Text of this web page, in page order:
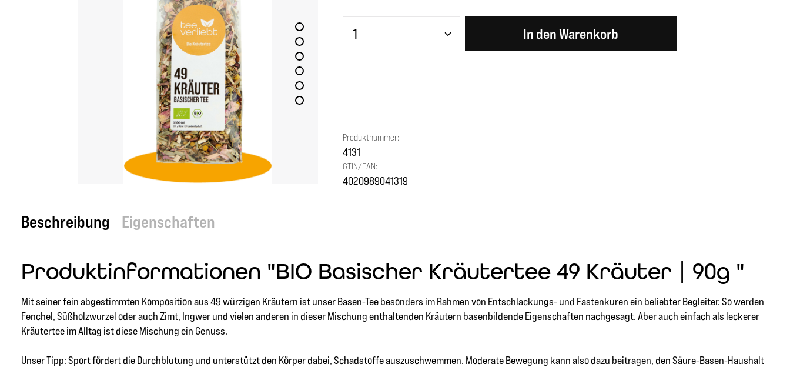
Produkt Anzahl: Gib den gewünschten Wert ein oder benutze die Schaltflächen
In den Warenkorb
Produktnummer:
4131
GTIN/EAN:
4020989041319
Beschreibung Eigenschaften
Produktinformationen "BIO Basischer Kräutertee 49 Kräuter | 90g "
Mit seiner fein abgestimmten Komposition aus 49 würzigen Kräutern ist unser Basen-Tee besonders im Rahmen von Entschlackungs- und Fastenkuren ein beliebter Begleiter. So werden
Fenchel, Süßholzwurzel oder auch Zimt, Ingwer und vielen anderen in dieser Mischung enthaltenden Kräutern basenbildende Eigenschaften nachgesagt. Aber auch einfach als leckerer
Kräutertee im Alltag ist diese Mischung ein Genuss.
Unser Tipp: Sport fördert die Durchblutung und unterstützt den Körper dabei, Schadstoffe auszuschwemmen. Moderate Bewegung kann also dazu beitragen, den Säure-Basen-Haushalt